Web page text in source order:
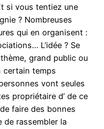
si vous tentiez une
? Nombreuses
qui en organisent :
L’idée ? Se
grand public ou
certain temps
vont seules
propriétaire d’ de ce
faire des bonnes
de rassembler la